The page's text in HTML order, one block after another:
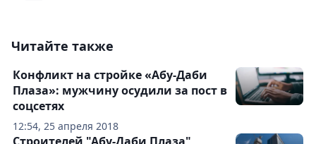
Читайте также
12:54, 25 апреля 2018
Конфликт на стройке «Абу-Даби
Плаза»: мужчину осудили за пост в
соцсетях